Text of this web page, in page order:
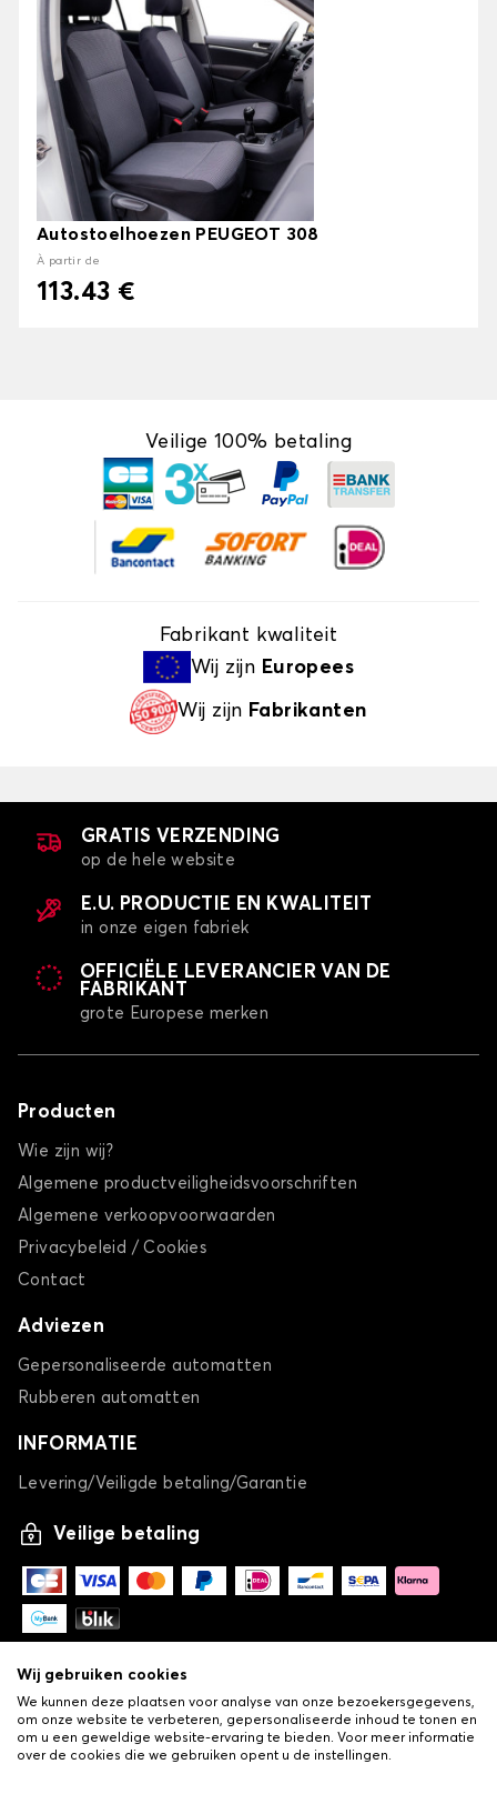
Autostoelhoezen PEUGEOT 308
À partir de
113.43 €
Veilige 100% betaling
Fabrikant kwaliteit
Wij zijn Europees
Wij zijn Fabrikanten
GRATIS VERZENDING
op de hele website
E.U. PRODUCTIE EN KWALITEIT
in onze eigen fabriek
OFFICIËLE LEVERANCIER VAN DE
FABRIKANT
grote Europese merken
Producten
Wie zijn wij?
Algemene productveiligheidsvoorschriften
Algemene verkoopvoorwaarden
Privacybeleid / Cookies
Contact
Adviezen
Gepersonaliseerde automatten
Rubberen automatten
INFORMATIE
Levering/Veiligde betaling/Garantie
Veilige betaling
Wij gebruiken cookies
We kunnen deze plaatsen voor analyse van onze bezoekersgegevens,
om onze website te verbeteren, gepersonaliseerde inhoud te tonen en
om u een geweldige website-ervaring te bieden. Voor meer informatie
over de cookies die we gebruiken opent u de instellingen.